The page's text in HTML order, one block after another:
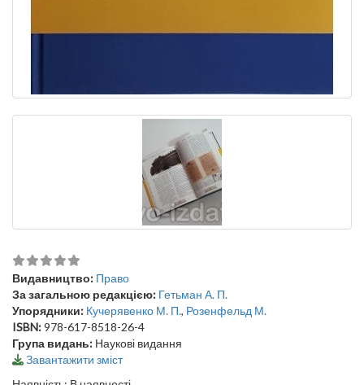
Видавництво: Право
За загальною редакцією: Гетьман А. П.
Упорядники: Кучерявенко М. П., Розенфельд М.
ISBN:978-617-8518-26-4
Група видань: Наукові видання
Завантажити зміст